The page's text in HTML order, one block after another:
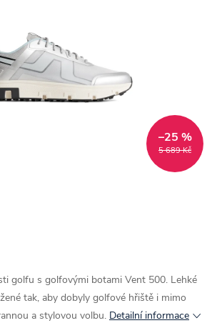
5 689 Kč
–25 %
golfu s golfovými botami Vent 500. Lehké
tak, aby dobyly golfové hřiště i mimo
a stylovou volbu. Detailní informace